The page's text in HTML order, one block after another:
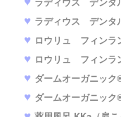
ラディウス デンタ
ロウリュ フィンラ
ロウリュ フィンラ
ダームオーガニッ
ダームオーガニッ